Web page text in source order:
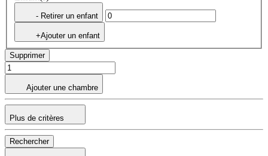
- Retirer un enfant
+Ajouter un enfant
Supprimer
Ajouter une chambre
Plus de critères
Rechercher